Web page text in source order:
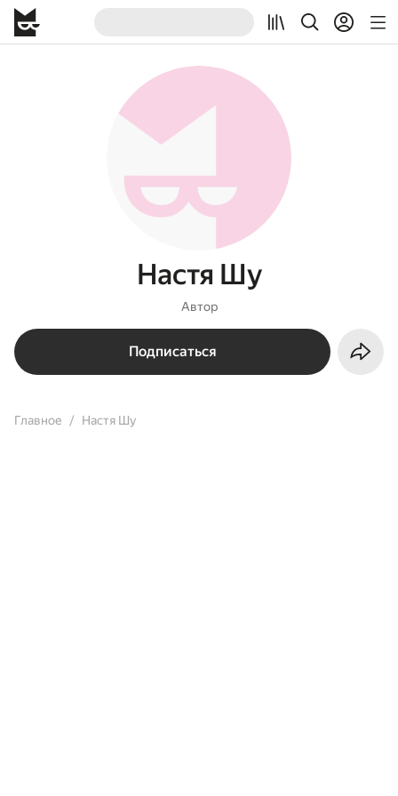
Настя Шу
Автор
Подписаться
Главное Настя Шу